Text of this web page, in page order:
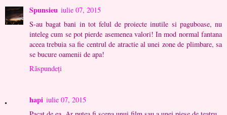
Spunsieu iulie 07, 2015
S-au bagat bani in tot felul de proiecte inutile si paguboase, nu
inteleg cum se pot pierde asemenea valori! In mod normal fantana
aceea trebuia sa fie centrul de atractie al unei zone de plimbare, sa
se bucure oamenii de apa!
Răspundeți
hapi iulie 07, 2015